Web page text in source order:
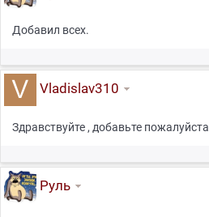
Добавил всех.
Vladislav310
Здравствуйте , добавьте
Руль